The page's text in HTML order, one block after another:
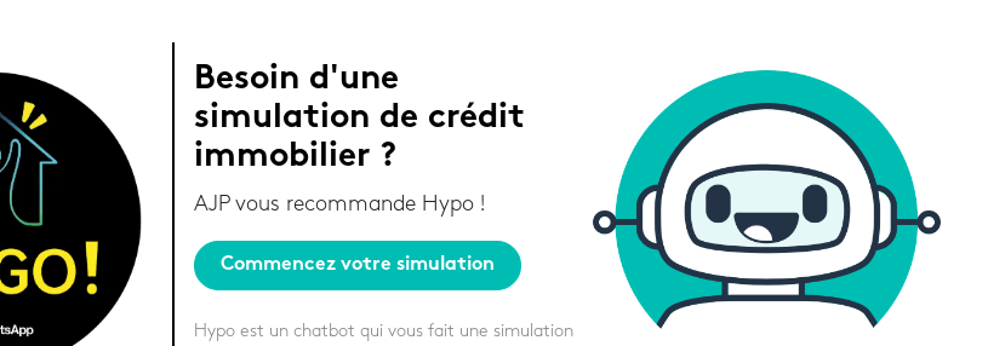
Besoin d'une
simulation de crédit
immobilier ?
AJP vous recommande Hypo !
Commencez votre simulation
Hypo est un chatbot qui vous fait une simulation